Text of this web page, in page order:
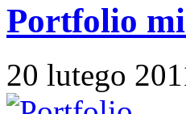
Portfolio
20 lutego